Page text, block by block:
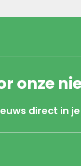
onze
direct in